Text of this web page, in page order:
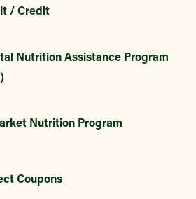
/ Credit
Nutrition Assistance Program
Nutrition Program
Coupons